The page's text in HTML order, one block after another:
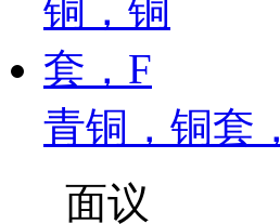
青铜，铜套，
面议